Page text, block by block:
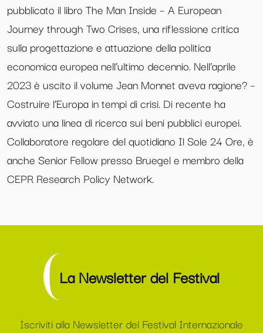
pubblicato il libro The Man Inside – A European
Journey through Two Crises, una riflessione critica
sulla progettazione e attuazione della politica
economica europea nell’ultimo decennio. Nell’aprile
2023 è uscito il volume Jean Monnet aveva ragione? –
Costruire l’Europa in tempi di crisi. Di recente ha
avviato una linea di ricerca sui beni pubblici europei.
Collaboratore regolare del quotidiano Il Sole 24 Ore, è
anche Senior Fellow presso Bruegel e membro della
CEPR Research Policy Network.
La Newsletter del Festival
Iscriviti alla Newsletter del Festival Internazionale